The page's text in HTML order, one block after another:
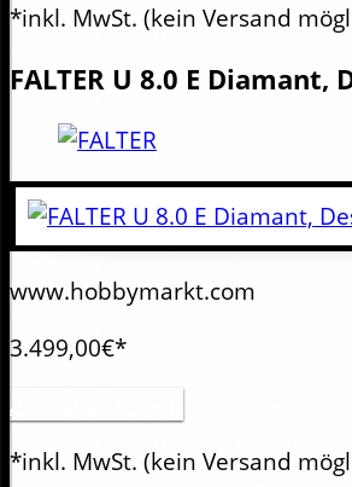
*inkl. MwSt. (kein Versand
FALTER U 8.0 E Diamant,
www.hobbymarkt.com
3.499,00€*
Artikel anzeigen
*inkl. MwSt. (kein Versand